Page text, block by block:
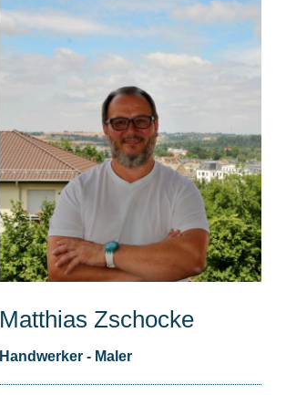
Matthias Zschocke
Handwerker - Maler